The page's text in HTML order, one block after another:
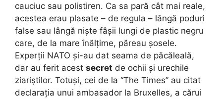
cauciuc sau polistiren. Ca sa pară cât mai reale,
acestea erau plasate – de regula – lângă poduri
false sau lângă niște fâșii lungi de plastic negru
care, de la mare înălțime, păreau șosele.
Experții NATO și-au dat seama de păcăleală,
dar au ferit acest secret de ochii și urechile
ziariștilor. Totuși, cei de la “The Times” au citat
declarația unui ambasador la Bruxelles, a cărui